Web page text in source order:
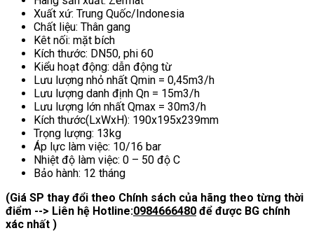
Xuất xứ: Trung Quốc/Indonesia
Chất liệu: Thân gang
Kêt nối: mặt bích
Kích thước: DN50, phi 60
Kiểu hoạt động: dẫn động từ
Lưu lượng nhỏ nhất Qmin = 0,45m3/h
Lưu lượng danh định Qn = 15m3/h
Lưu lượng lớn nhất Qmax = 30m3/h
Kích thước(LxWxH): 190x195x239mm
Trọng lượng: 13kg
Áp lực làm việc: 10/16 bar
Nhiệt độ làm việc: 0 – 50 độ C
Bảo hành: 12 tháng
(Giá SP thay đổi theo Chính sách của hãng theo từng thời
điểm --> Liên hệ Hotline:0984666480 để được BG chính
xác nhất )